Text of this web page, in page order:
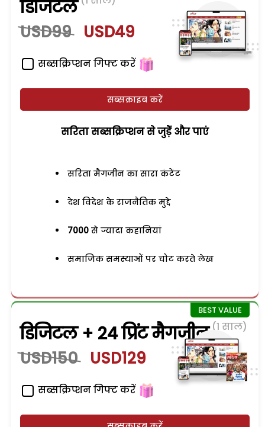
डिजिटल
USD99 USD49
सब्सक्रिप्शन गिफ्ट करें
सब्सक्राइब करें
सरिता सब्सक्रिप्शन से जुड़ेें और पाएं
सरिता मैगजीन का सारा कंटेंट
देश विदेश के राजनैतिक मुद्दे
7000 से ज्यादा कहानियां
समाजिक समस्याओं पर चोट करते लेख
डिजिटल + 24 प्रिंट मैगजीन (1 साल)
USD150 USD129
सब्सक्रिप्शन गिफ्ट करें